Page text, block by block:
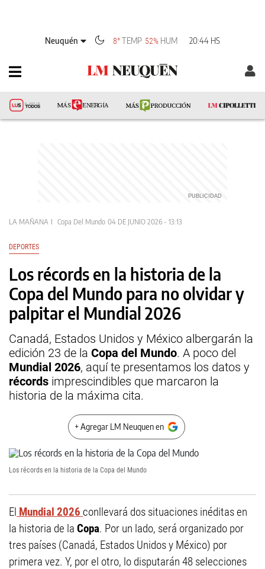
Neuquén 8°TEMP 52% HUM 20:44 HS
LA MAÑANA Copa Del Mundo 04 DE JUNIO 2026 - 13:13
DEPORTES
Los récords en la historia de la
Copa del Mundo para no olvidar y
palpitar el Mundial 2026
Canadá, Estados Unidos y México albergarán la
edición 23 de la Copa del Mundo. A poco del
Mundial 2026, aquí te presentamos los datos y
récords imprescindibles que marcaron la
historia de la máxima cita.
+ Agregar LM Neuquen en
Los récords en la historia de la Copa del Mundo
El Mundial 2026 conllevará dos situaciones inéditas en
la historia de la Copa. Por un lado, será organizado por
tres países (Canadá, Estados Unidos y México) por
primera vez. Y, por el otro, lo disputarán 48 selecciones